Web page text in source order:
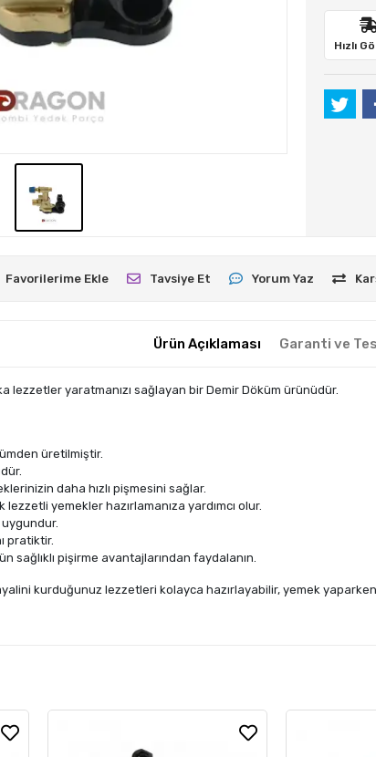
Hızlı
Favorilerime Ekle Tavsiye Et Yorum Yaz
Ürün Açıklaması Garanti ve
lezzetler yaratmanızı sağlayan bir Demir Döküm ürünüdür.
üretilmiştir.
daha hızlı pişmesini sağlar.
lezzetli yemekler hazırlamanıza yardımcı olur.
uygundur.
pratiktir.
sağlıklı pişirme avantajlarından faydalanın.
kurduğunuz lezzetleri kolayca hazırlayabilir, yemek